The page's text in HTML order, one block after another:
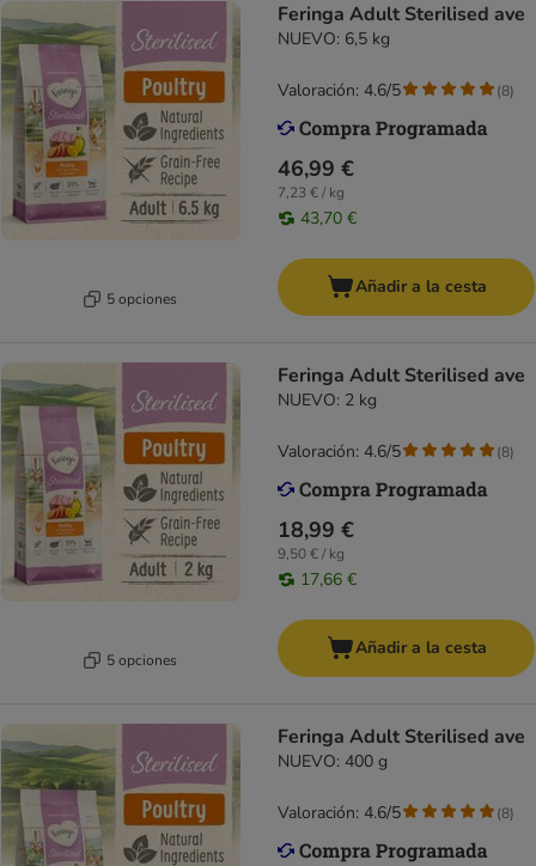
5 opciones
Feringa Adult Sterilised ave
NUEVO: 6,5 kg
46,99 €
7,23 € / kg
43,70 €
Valoración: 4.6/5 (8)
Añadir a la cesta
5 opciones
Feringa Adult Sterilised ave
NUEVO: 2 kg
18,99 €
9,50 € / kg
17,66 €
Valoración: 4.6/5 (8)
Añadir a la cesta
Feringa Adult Sterilised ave
NUEVO: 400 g
Valoración: 4.6/5 (8)